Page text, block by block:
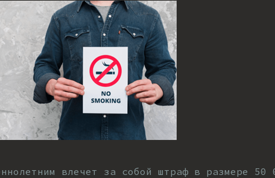
влечет за собой штраф в размере